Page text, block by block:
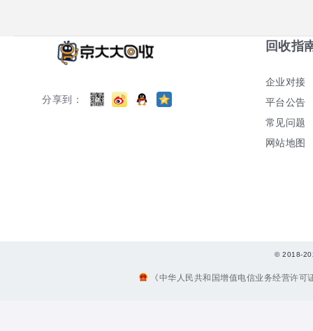
分享到：
回收指
企业对接
平台公告
常见问题
网站地图
© 2018-
《中华人民共和国增值电信业务经营许